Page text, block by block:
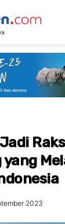
2023